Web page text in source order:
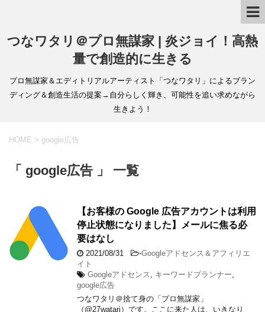
つなワタリ＠プロ無謀家 | 炎ジョイ！高熱
量で創造的に生きる
プロ無謀家＆エディトリアルアーティスト「つなワタリ」によるブラン
ディング＆創造生活の提案→自分らしく輝き、可能性を追い求めながら
生きよう！
HOME > google広告
「 google広告 」 一覧
【お客様の Google 広告アカウントは利用
停止状態になりました】メールに焦る必
要はなし
2021/08/31 -Googleアドセンス＆アフィリエ
イト
Googleアドセンス
キーワードプランナー
google広告
つなワタリ＠捨て身の「プロ無謀家」
（@27watari）です。ここに来た人は、いきなり